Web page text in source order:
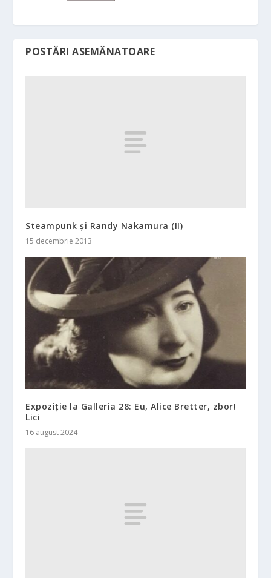
POSTĂRI ASEMĂNATOARE
Steampunk și Randy Nakamura (II)
15 decembrie 2013
Expoziție la Galleria 28: Eu, Alice Bretter, zbor!
Lici
16 august 2024